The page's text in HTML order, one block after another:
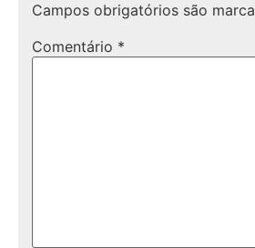
Campos obrigatórios são
Comentário *